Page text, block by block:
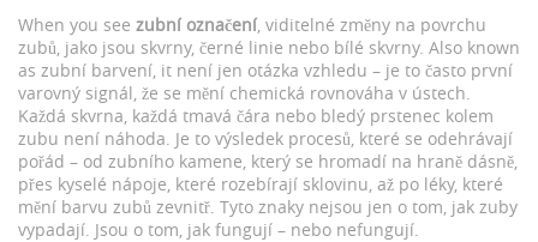
When you see zubní označení, viditelné změny na povrchu
zubů, jako jsou skvrny, černé linie nebo bílé skvrny. Also known
as zubní barvení, it není jen otázka vzhledu – je to často první
varovný signál, že se mění chemická rovnováha v ústech.
Každá skvrna, každá tmavá čára nebo bledý prstenec kolem
zubu není náhoda. Je to výsledek procesů, které se odehrávají
pořád – od zubního kamene, který se hromadí na hraně dásně,
přes kyselé nápoje, které rozebírají sklovinu, až po léky, které
mění barvu zubů zevnitř. Tyto znaky nejsou jen o tom, jak zuby
vypadají. Jsou o tom, jak fungují – nebo nefungují.